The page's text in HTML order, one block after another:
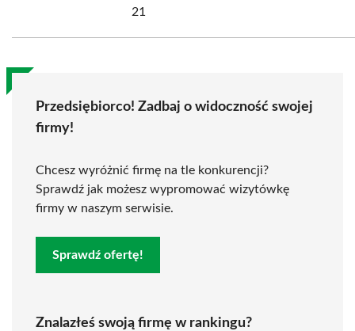
21
Przedsiębiorco! Zadbaj o widoczność swojej
firmy!
Chcesz wyróżnić firmę na tle konkurencji?
Sprawdź jak możesz wypromować wizytówkę
firmy w naszym serwisie.
Sprawdź ofertę!
Znalazłeś swoją firmę w rankingu?